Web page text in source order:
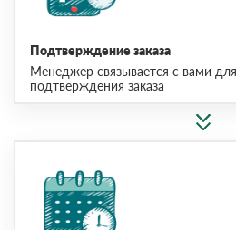
Подтверждение заказа
Менеджер связывается с вами
подтверждения заказа